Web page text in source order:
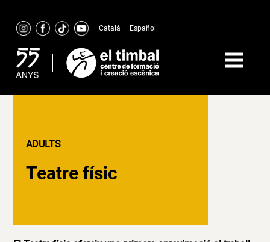
content
Català Español
ADULTS
Teatre físic